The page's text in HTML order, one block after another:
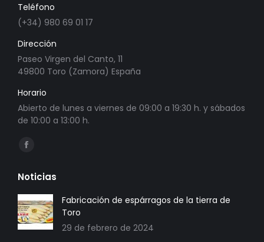
Teléfono
(+34) 980 69 01 17
Dirección
Paseo Virgen del Canto, 11
49800 Toro (Zamora) España
Horario
Abierto de lunes a viernes de 09:00 a 19:30 h. y sábados
de 10:00 a 13:00 h.
Encuéntranos en:
Abrir
en
una
nueva
ventana/pestaña
Noticias
Fabricación de espárragos de la tierra de
Toro
29 de febrero de 2024